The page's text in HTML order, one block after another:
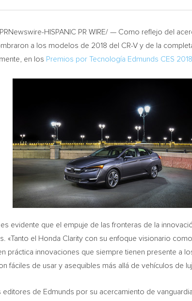
PRNewswire-HISPANIC PR WIRE/ — Como reflejo del
a los modelos de 2018 del CR-V y de la
en los Premios por Tecnología Edmunds CES 2018
evidente que el empuje de las fronteras de la
«Tanto el Honda Clarity con su enfoque visionario
práctica innovaciones que siempre tienen presente a
fáciles de usar y asequibles más allá de vehículos de
editores de Edmunds por su acercamiento de